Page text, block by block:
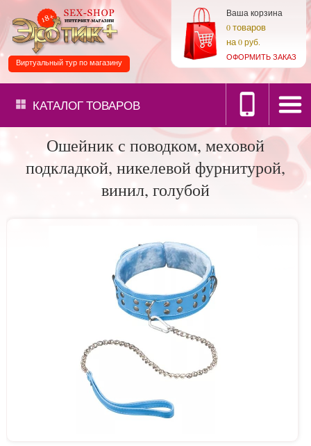
Ваша корзина
0товаров
на0 руб.
ОФОРМИТЬ ЗАКАЗ
Виртуальный тур по магазину
КАТАЛОГТОВАРОВ
Ошейник с поводком, меховой
подкладкой, никелевой фурнитурой,
винил, голубой